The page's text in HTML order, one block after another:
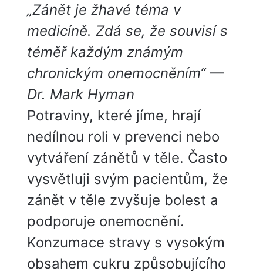
„Zánět je žhavé téma v
medicíně. Zdá se, že souvisí s
téměř každým známým
chronickým onemocněním“ —
Dr. Mark Hyman
Potraviny, které jíme, hrají
nedílnou roli v prevenci nebo
vytváření zánětů v těle. Často
vysvětluji svým pacientům, že
zánět v těle zvyšuje bolest a
podporuje onemocnění.
Konzumace stravy s vysokým
obsahem cukru způsobujícího